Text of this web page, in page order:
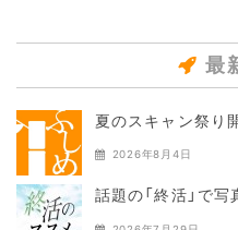
最
夏のスキャン祭り
2026年8月4日
話題の「終活」で